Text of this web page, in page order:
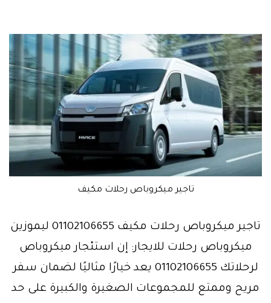
تاجير ميكروباص رحلات مكيف
تاجير ميكروباص رحلات مكيف 01102106655 ليموزين
ميكروباص رحلات للايجار: إن استئجار ميكروباص
لرحلاتك 01102106655 يعد خيارًا مثاليًا لضمان سفر
مريح وممتع للمجموعات الصغيرة والكبيرة على حد